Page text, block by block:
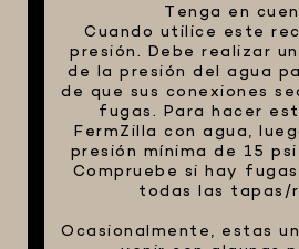
Tenga en
Cuando utilice este
presión. Debe realizar
de la presión del agua
de que sus conexiones
fugas. Para hacer
FermZilla con agua,
presión mínima de 15
Compruebe si hay
todas las tapas/
Ocasionalmente, estas